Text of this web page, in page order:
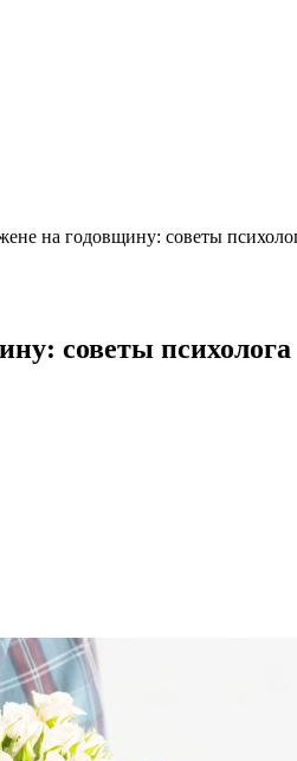
на годовщину: советы
советы психолога